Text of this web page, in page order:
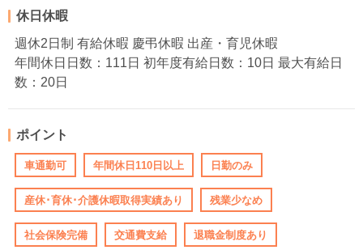
休日休暇
週休2日制 有給休暇 慶弔休暇 出産・育児休暇
年間休日日数：111日 初年度有給日数：10日 最大有給日
数：20日
ポイント
車通勤可 年間休日110日以上 日勤のみ
産休･育休･介護休暇取得実績あり 残業少なめ
社会保険完備 交通費支給 退職金制度あり